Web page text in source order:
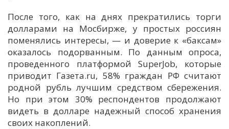
Н
Я
После того, как на днях прекратились торги
долларами на Мосбирже, у простых россиян
поменялись интересы, — и доверие к «баксам»
оказалось подорванным. По данным опроса,
проведенного платформой SuperJob, которые
приводит Газета.ru, 58% граждан РФ считают
родной рубль лучшим средством сбережения.
Но при этом 30% респондентов продолжают
видеть в долларе надежный способ хранения
своих накоплений.